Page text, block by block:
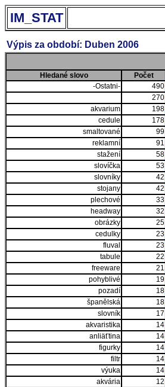
IM_STAT
Výpis za období: Duben 2006
Hledané slovo Počet
-Ostatni-
490
270
akvarium
198
cedule
178
smaltované
99
reklamní
91
stažení
58
slovíčka
53
slovníky
42
stojany
42
plechové
33
headway
32
obrázky
25
cedulky
23
fluval
23
tabule
22
freeware
21
pohyblivé
19
pozadí
18
španělská
18
slovník
17
akvaristika
14
anliäťtina
14
figurky
14
filtr
14
výuka
14
akvária
12